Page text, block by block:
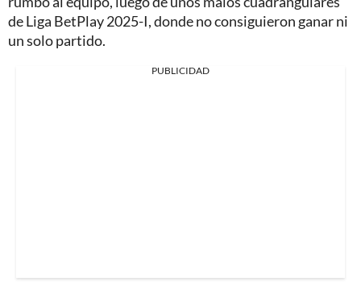
de Liga BetPlay 2025-I, donde no consiguieron ganar ni
un solo partido.
PUBLICIDAD